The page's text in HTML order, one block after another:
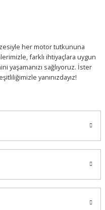
her motor tutkununa
farklı ihtiyaçlara uygun
yaşamanızı sağlıyoruz. İster
yanınızdayız!